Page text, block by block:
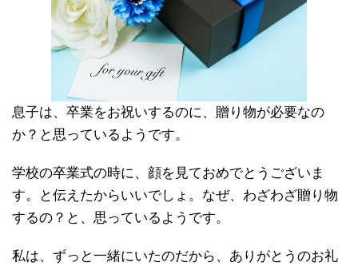
息子は、卒業をお祝いするのに、贈り物が必要なの
か？と思っているようです。
学校の卒業式の時に、顔を見ておめでとうございま
す。と伝えたからいいでしょ。なぜ、わざわざ贈り物
するの？と、思っているようです。
私は、ずっと一緒にいたのだから、ありがとうのお礼